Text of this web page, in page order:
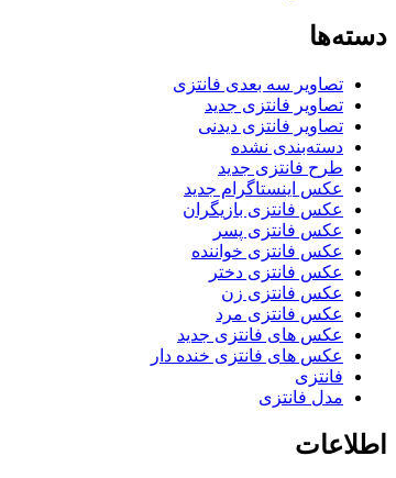
دسته‌ها
تصاویر سه بعدی فانتزی
تصاویر فانتزی جدید
تصاویر فانتزی دیدنی
دسته‌بندی نشده
طرح فانتزی جدید
عکس اینستاگرام جدید
عکس فانتزی بازیگران
عکس فانتزی پسر
عکس فانتزی خواننده
عکس فانتزی دختر
عکس فانتزی زن
عکس فانتزی مرد
عکس های فانتزی جدید
عکس های فانتزی خنده دار
فانتزی
مدل فانتزی
اطلاعات